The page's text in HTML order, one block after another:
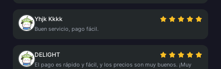
Yhjk Kkkk
Buen servicio, pago fácil.
DELIGHT
El pago es rápido y fácil, y los precios son muy buenos. ¡Muy